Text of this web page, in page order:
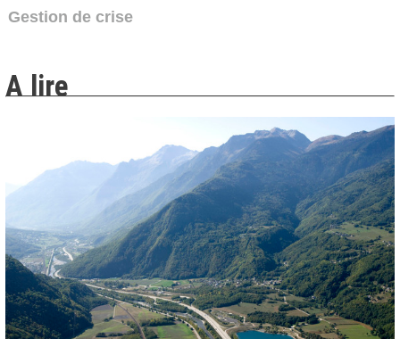
03:35
Construire parasismique : c'est pas cher !
2008- Institut des Risques Majeurs
04:41
Constructions parasismiques : on peut tout faire !
2008-Institut des Risques Majeurs
Gestion de crise
A lire